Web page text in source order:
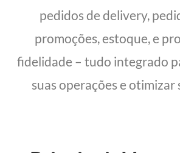
pedidos de delivery,
promoções, estoque, e
fidelidade – tudo integrado
suas operações e otimizar